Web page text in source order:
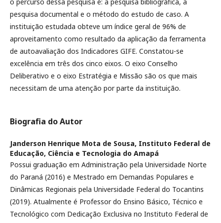
pesquisa documental e o método do estudo de caso. A
instituição estudada obteve um índice geral de 96% de
aproveitamento como resultado da aplicação da ferramenta
de autoavaliação dos Indicadores GIFE. Constatou-se
excelência em três dos cinco eixos. O eixo Conselho
Deliberativo e o eixo Estratégia e Missão são os que mais
necessitam de uma atenção por parte da instituição.
Biografia do Autor
Janderson Henrique Mota de Sousa, Instituto Federal de
Educação, Ciência e Tecnologia do Amapá
Possui graduação em Administração pela Universidade Norte
do Paraná (2016) e Mestrado em Demandas Populares e
Dinâmicas Regionais pela Universidade Federal do Tocantins
(2019). Atualmente é Professor do Ensino Básico, Técnico e
Tecnológico com Dedicação Exclusiva no Instituto Federal de